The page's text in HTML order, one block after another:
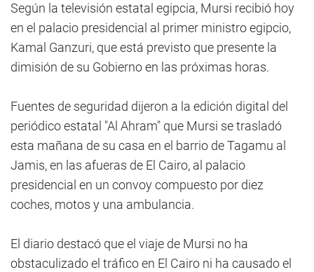
Según la televisión estatal egipcia, Mursi recibió hoy
en el palacio presidencial al primer ministro egipcio,
Kamal Ganzuri, que está previsto que presente la
dimisión de su Gobierno en las próximas horas.
Fuentes de seguridad dijeron a la edición digital del
periódico estatal "Al Ahram" que Mursi se trasladó
esta mañana de su casa en el barrio de Tagamu al
Jamis, en las afueras de El Cairo, al palacio
presidencial en un convoy compuesto por diez
coches, motos y una ambulancia.
El diario destacó que el viaje de Mursi no ha
obstaculizado el tráfico en El Cairo ni ha causado el